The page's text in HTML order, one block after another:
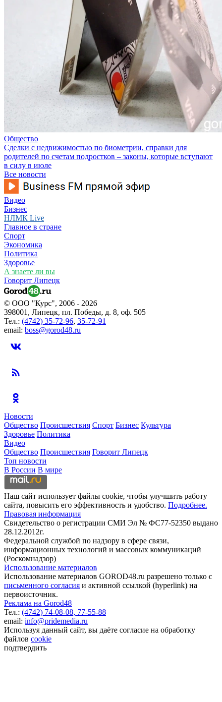
Общество
Сделки с недвижимостью по биометрии, справки для
родителей по счетам подростков – законы, которые вступают
в силу в июле
Все новости
Видео
Бизнес
НЛМК Live
Главное в стране
Спорт
Экономика
Политика
Здоровье
А знаете ли вы
Говорит Липецк
© ООО "Курс", 2006 - 2026
398001, Липецк, пл. Победы, д. 8, оф. 505
Тел.: (4742) 35-72-96, 35-72-91
email: boss@gorod48.ru
Новости
Общество Происшествия Спорт Бизнес Культура
Здоровье Политика
Видео
Общество Происшествия Говорит Липецк
Топ новости
В России В мире
Наш сайт использует файлы cookie, чтобы улучшить работу
сайта, повысить его эффективность и удобство. Подробнее.
Правовая информация
Свидетельство о регистрации СМИ Эл № ФС77-52350 выдано
28.12.2012г.
Федеральной службой по надзору в сфере связи,
информационных технологий и массовых коммуникаций
(Роскомнадзор)
Использование материалов
Использование материалов GOROD48.ru разрешено только с
письменного согласия и активной ссылкой (hyperlink) на
первоисточник.
Реклама на Gorod48
Тел.: (4742) 74-08-08, 77-55-88
email: info@pridemedia.ru
Используя данный сайт, вы даёте согласие на обработку
файлов cookie
подтвердить